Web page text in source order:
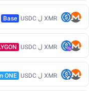
XMR ل USDC Base
XMR ل USDC
XMR ل USDC ONE